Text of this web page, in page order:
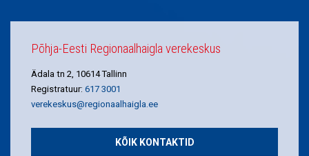
Põhja-Eesti Regionaalhaigla verekeskus
Ädala tn 2, 10614 Tallinn
Registratuur: 617 3001
verekeskus@regionaalhaigla.ee
KÕIK KONTAKTID